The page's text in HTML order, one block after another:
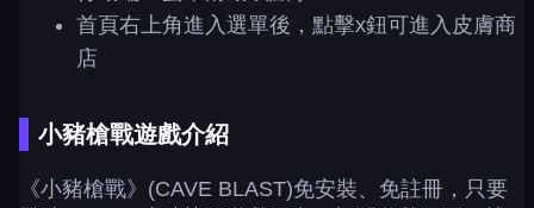
首頁右上角進入選單後，點擊x鈕可進入皮膚商
店
小豬槍戰遊戲介紹
《小豬槍戰》(CAVE BLAST)免安裝、免註冊，只要